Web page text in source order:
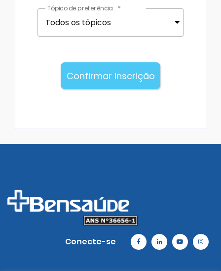
Todos os tópicos
Tópico de preferência *
Confirmar inscrição
Conecte-se